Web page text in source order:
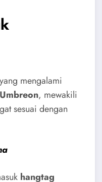
mengalami
Umbreon, mewakili
sesuai dengan
hangtag